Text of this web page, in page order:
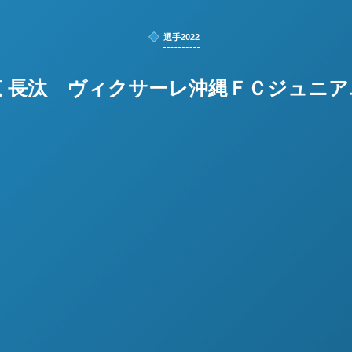
選手2022
長汰 ヴィクサーレ沖縄ＦＣジュニ